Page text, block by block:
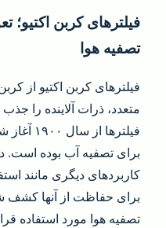
فیلترهای کربن اکتیو؛
تصفیه هوا
فیلترهای کربن اکتیو از
متعدد، ذرات آلاینده را
فیلترها
برای تصفیه آب بوده است.
کاربردهای دیگری مانند
برای حفاظت از آنها کشف
تصفیه هوا مورد استفاده